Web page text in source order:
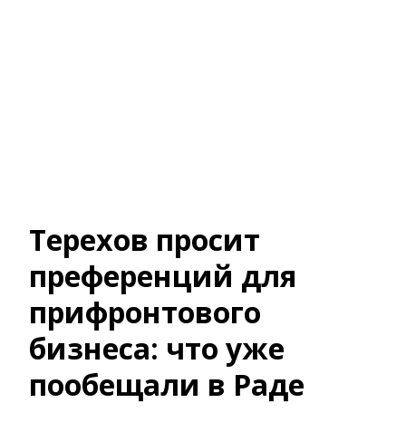
Терехов просит
преференций для
прифронтового
бизнеса: что уже
пообещали в Раде